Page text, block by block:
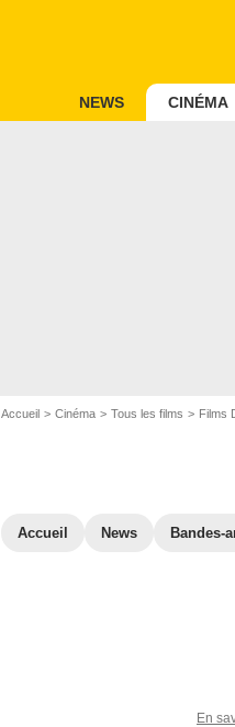
NEWS CINÉMA
Accueil Cinéma Tous les films Films
Accueil News Bandes-
En